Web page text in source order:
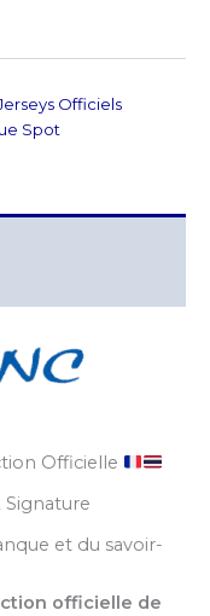
Officiels
Spot
Officielle
et du savoir-
officielle de